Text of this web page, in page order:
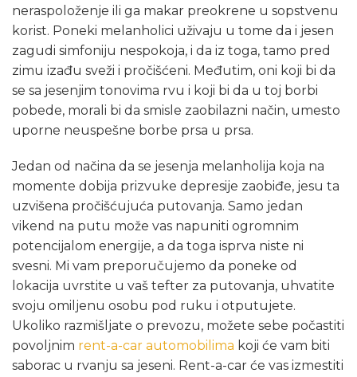
neraspoloženje ili ga makar preokrene u sopstvenu
korist. Poneki melanholici uživaju u tome da i jesen
zagudi simfoniju nespokoja, i da iz toga, tamo pred
zimu izađu sveži i pročišćeni. Međutim, oni koji bi da
se sa jesenjim tonovima rvu i koji bi da u toj borbi
pobede, morali bi da smisle zaobilazni način, umesto
uporne neuspešne borbe prsa u prsa.
Jedan od načina da se jesenja melanholija koja na
momente dobija prizvuke depresije zaobiđe, jesu ta
uzvišena pročišćujuća putovanja. Samo jedan
vikend na putu može vas napuniti ogromnim
potencijalom energije, a da toga isprva niste ni
svesni. Mi vam preporučujemo da poneke od
lokacija uvrstite u vaš tefter za putovanja, uhvatite
svoju omiljenu osobu pod ruku i otputujete.
Ukoliko razmišljate o prevozu, možete sebe počastiti
povoljnim rent-a-car automobilima koji će vam biti
saborac u rvanju sa jeseni. Rent-a-car će vas izmestiti